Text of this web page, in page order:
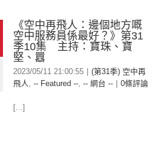
《空中再飛人：邊個地方嘅
空中服務員係最好？》第31
季10集 主持：寶珠、寶
堅、囂
2023/05/11 21:00:55
(第31季) 空中再
飛人, -- Featured --, -- 網台 -- 0條評論
[...]